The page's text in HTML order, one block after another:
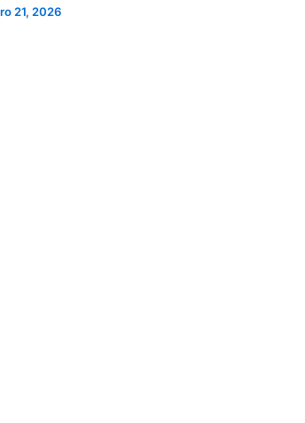
21, 2026